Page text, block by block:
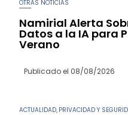
OTRAS NOTICIAS
Namirial Alerta
Datos a la IA para
Verano
Publicado el 08/08/2026
ACTUALIDAD PRIVACIDAD Y